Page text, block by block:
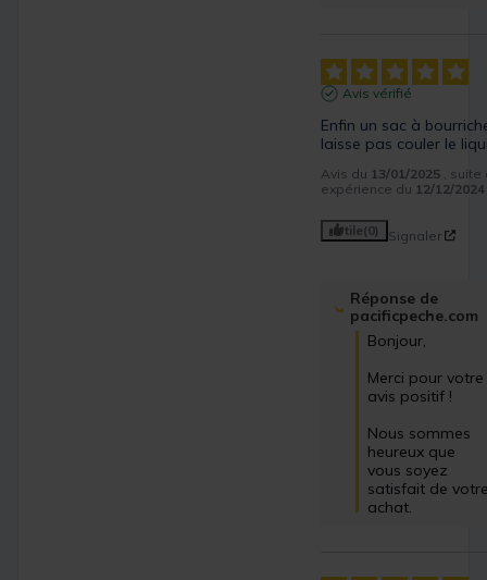
Avis vérifié
Enfin un sac à
laisse pas couler le
Avis du 13/01/2025
,
expérience du 12/12/2024
Utile(0) Signaler
Réponse de
pacificpeche.com
Bonjour,
Merci pour votre
avis positif !
Nous sommes
heureux que
vous soyez
satisfait de
achat.